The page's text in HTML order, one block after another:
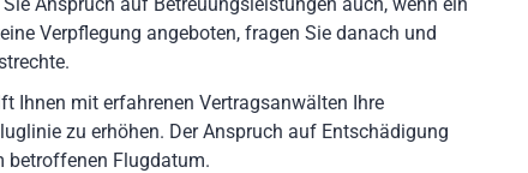
Verpflegung angeboten, fragen Sie danach und
Ihnen mit erfahrenen Vertragsanwälten Ihre
zu erhöhen. Der Anspruch auf Entschädigung
betroffenen Flugdatum.